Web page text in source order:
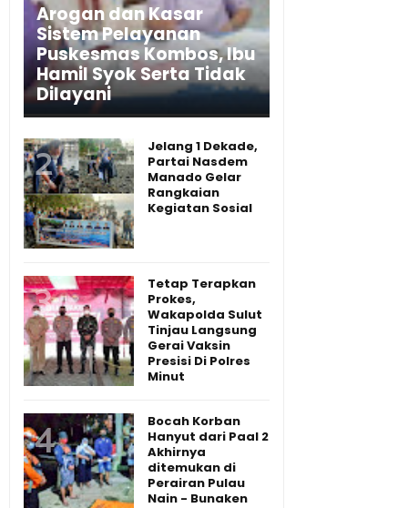
Arogan dan Kasar
Sistem Pelayanan
Puskesmas Kombos, Ibu
Hamil Syok Serta Tidak
Dilayani
Jelang 1 Dekade,
Partai Nasdem
Manado Gelar
Rangkaian
Kegiatan Sosial
Tetap Terapkan
Prokes,
Wakapolda Sulut
Tinjau Langsung
Gerai Vaksin
Presisi Di Polres
Minut
Bocah Korban
Hanyut dari Paal 2
Akhirnya
ditemukan di
Perairan Pulau
Nain - Bunaken